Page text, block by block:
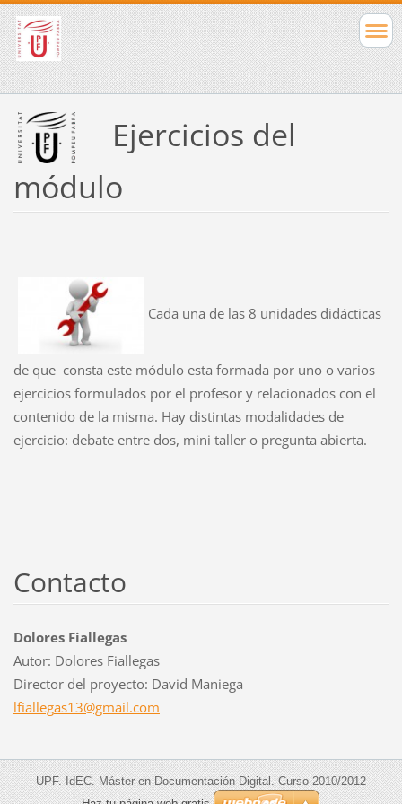
Ejercicios del
módulo
Cada una de las 8 unidades didácticas
de que consta este módulo esta formada por uno o varios
ejercicios formulados por el profesor y relacionados con el
contenido de la misma. Hay distintas modalidades de
ejercicio: debate entre dos, mini taller o pregunta abierta.
Contacto
Dolores Fiallegas
Autor: Dolores Fiallegas
Director del proyecto: David Maniega
lfiallegas13@gmail.com
UPF. IdEC. Máster en Documentación Digital. Curso 2010/2012